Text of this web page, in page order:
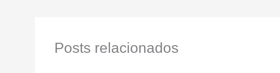
Posts relacionados